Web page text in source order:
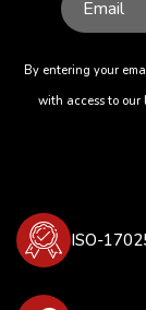
By entering your
with access to our
ISO-